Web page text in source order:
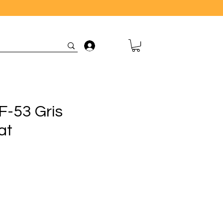
Connexion
53 Gris